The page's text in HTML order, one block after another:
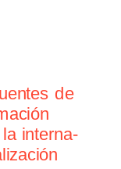
de
la interna-